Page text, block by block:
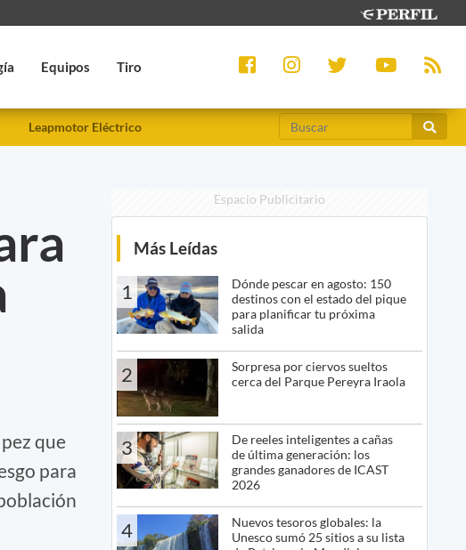
Equipos Tiro
Leapmotor Eléctrico
que
para
Espacio Publicitario
Más Leídas
1
Dónde pescar en agosto: 150
destinos con el estado del pique
para planificar tu próxima
salida
2
Sorpresa por ciervos sueltos
cerca del Parque Pereyra Iraola
3
De reeles inteligentes a cañas
de última generación: los
grandes ganadores de ICAST
2026
4
Nuevos tesoros globales: la
Unesco sumó 25 sitios a su lista